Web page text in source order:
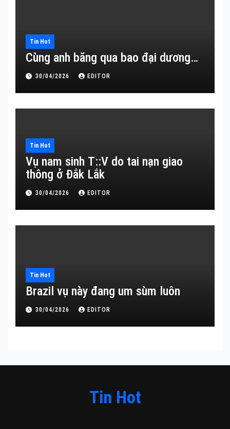
Tin Hot
Cùng anh băng qua bao đại dương…
30/04/2026 EDITOR
Tin Hot
Vụ nam sinh T::V do tai nạn giao
thông ở Đắk Lắk
30/04/2026 EDITOR
Tin Hot
Brazil vụ này đang um sùm luôn
30/04/2026 EDITOR
Tin Hot